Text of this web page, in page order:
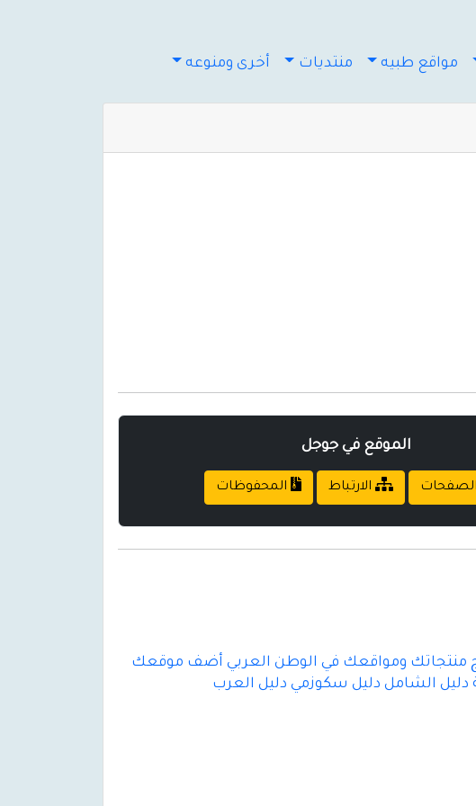
مواقع طبيه منتديات أخرى ومنوعه
الموقع في جوجل
الصفحات الارتباط المحفوظات
منتجاتك ومواقعك في الوطن العربي أضف موقعك
دليل الشامل دليل سكوزمي دليل العرب